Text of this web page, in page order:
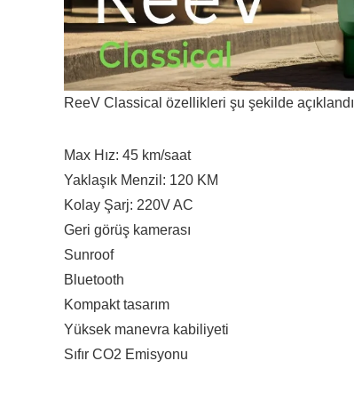
ReeV Classical özellikleri şu şekilde
Max Hız: 45 km/saat
Yaklaşık Menzil: 120 KM
Kolay Şarj: 220V AC
Geri görüş kamerası
Sunroof
Bluetooth
Kompakt tasarım
Yüksek manevra kabiliyeti
Sıfır CO2 Emisyonu